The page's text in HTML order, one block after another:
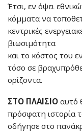
Έτσι, εν όψει
κόμματα να
κεντρικές
βιωσιμότητα
και το κόστος του
τόσο σε
ορίζοντα.
ΣΤΟ ΠΛΑΙΣΙΟ αυτό
πρόσφατη ιστορία
οδήγησε στο